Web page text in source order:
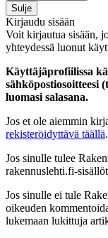
Sulje
Kirjaudu sisään
Voit kirjautua sisään,
yhteydessä luonut
Käyttäjäprofiilissa
sähköpostiosoitteesi
luomasi salasana.
Jos et ole aiemmin
rekisteröidyttävä täällä.
Jos sinulle tulee
rakennuslehti.fi-
Jos sinulle ei tule
oikeuden
lukemaan lukittuja